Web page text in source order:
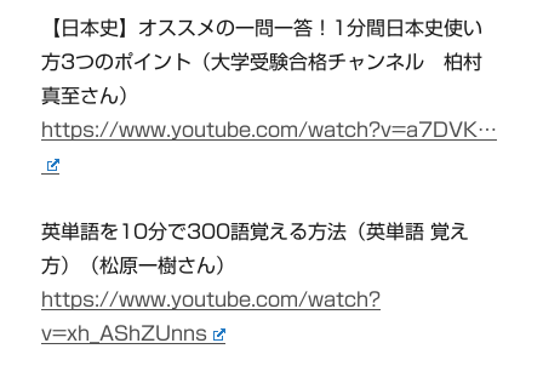
【日本史】オススメの一問一答！1分間日本史使い
方3つのポイント（大学受験合格チャンネル 柏村
真至さん）
https://www.youtube.com/watch?v=a7DVK…
英単語を10分で300語覚える方法（英単語 覚え
方）（松原一樹さん）
https://www.youtube.com/watch?
v=xh_AShZUnns